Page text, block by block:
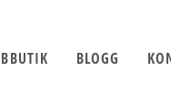
BLOGG